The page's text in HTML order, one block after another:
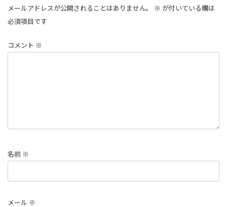
メールアドレスが公開されることはありません。 ※ が付いている欄は
必須項目です
コメント ※
名前 ※
メール ※